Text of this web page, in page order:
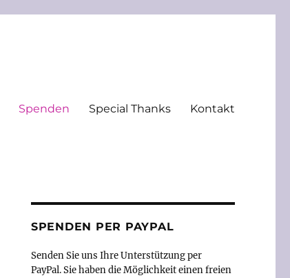
Spenden Special Thanks Kontakt
SPENDEN PER PAYPAL
Senden Sie uns Ihre Unterstützung per
PayPal. Sie haben die Möglichkeit einen freien